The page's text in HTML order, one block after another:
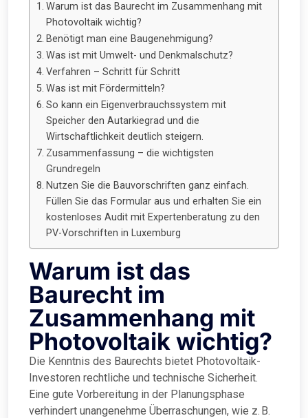
Warum ist das Baurecht im Zusammenhang mit
Photovoltaik wichtig?
Benötigt man eine Baugenehmigung?
Was ist mit Umwelt- und Denkmalschutz?
Verfahren – Schritt für Schritt
Was ist mit Fördermitteln?
So kann ein Eigenverbrauchssystem mit
Speicher den Autarkiegrad und die
Wirtschaftlichkeit deutlich steigern.
Zusammenfassung – die wichtigsten
Grundregeln
Nutzen Sie die Bauvorschriften ganz einfach.
Füllen Sie das Formular aus und erhalten Sie ein
kostenloses Audit mit Expertenberatung zu den
PV-Vorschriften in Luxemburg
Warum ist das
Baurecht im
Zusammenhang mit
Photovoltaik wichtig?
Die Kenntnis des Baurechts bietet Photovoltaik-
Investoren rechtliche und technische Sicherheit.
Eine gute Vorbereitung in der Planungsphase
verhindert unangenehme Überraschungen, wie z. B.